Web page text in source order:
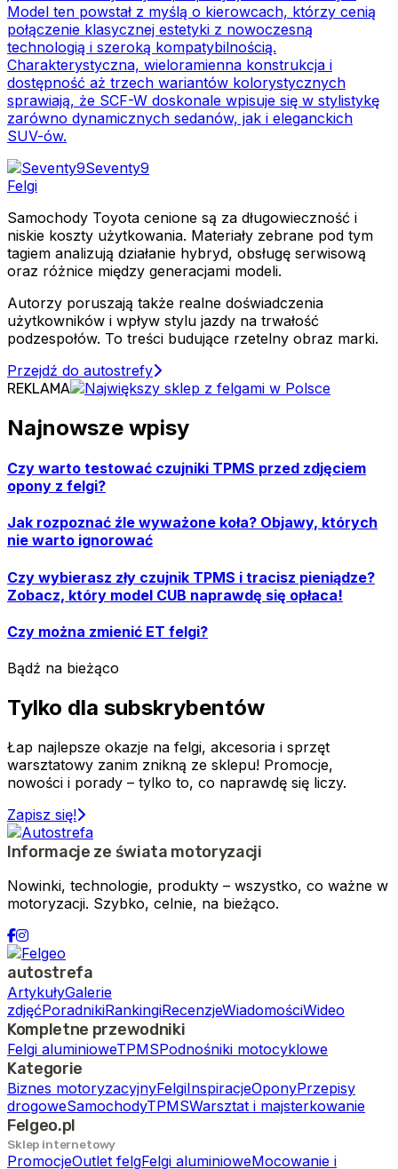
Model ten powstał z myślą o kierowcach, którzy cenią
połączenie klasycznej estetyki z nowoczesną
technologią i szeroką kompatybilnością.
Charakterystyczna, wieloramienna konstrukcja i
dostępność aż trzech wariantów kolorystycznych
sprawiają, że SCF-W doskonale wpisuje się w stylistykę
zarówno dynamicznych sedanów, jak i eleganckich
SUV-ów.
Seventy9
Felgi
Samochody Toyota cenione są za długowieczność i
niskie koszty użytkowania. Materiały zebrane pod tym
tagiem analizują działanie hybryd, obsługę serwisową
oraz różnice między generacjami modeli.
Autorzy poruszają także realne doświadczenia
użytkowników i wpływ stylu jazdy na trwałość
podzespołów. To treści budujące rzetelny obraz marki.
Przejdź do autostrefy
REKLAMA
Najnowsze wpisy
Czy warto testować czujniki TPMS przed zdjęciem
opony z felgi?
Jak rozpoznać źle wyważone koła? Objawy, których
nie warto ignorować
Czy wybierasz zły czujnik TPMS i tracisz pieniądze?
Zobacz, który model CUB naprawdę się opłaca!
Czy można zmienić ET felgi?
Bądź na bieżąco
Tylko dla subskrybentów
Łap najlepsze okazje na felgi, akcesoria i sprzęt
warsztatowy zanim znikną ze sklepu! Promocje,
nowości i porady – tylko to, co naprawdę się liczy.
Zapisz się!
Informacje ze świata motoryzacji
Nowinki, technologie, produkty – wszystko, co ważne w
motoryzacji. Szybko, celnie, na bieżąco.
autostrefa
ArtykułyGalerie
zdjęćPoradnikiRankingiRecenzjeWiadomościWideo
Kompletne przewodniki
Felgi aluminioweTPMSPodnośniki motocyklowe
Kategorie
Biznes motoryzacyjnyFelgiInspiracjeOponyPrzepisy
drogoweSamochodyTPMSWarsztat i majsterkowanie
Felgeo.pl
Sklep internetowy
PromocjeOutlet felgFelgi aluminioweMocowanie i